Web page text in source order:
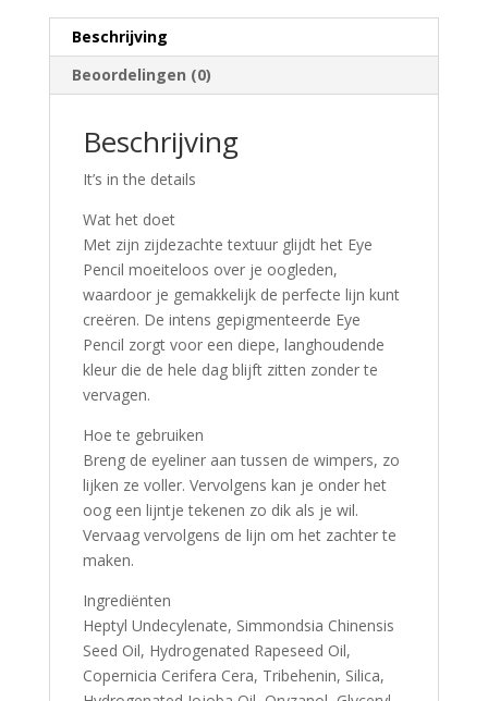
Beschrijving
Beoordelingen (0)
Beschrijving
It’s in the details
Wat het doet
Met zijn zijdezachte textuur glijdt het Eye
Pencil moeiteloos over je oogleden,
waardoor je gemakkelijk de perfecte lijn kunt
creëren. De intens gepigmenteerde Eye
Pencil zorgt voor een diepe, langhoudende
kleur die de hele dag blijft zitten zonder te
vervagen.
Hoe te gebruiken
Breng de eyeliner aan tussen de wimpers, zo
lijken ze voller. Vervolgens kan je onder het
oog een lijntje tekenen zo dik als je wil.
Vervaag vervolgens de lijn om het zachter te
maken.
Ingrediënten
Heptyl Undecylenate, Simmondsia Chinensis
Seed Oil, Hydrogenated Rapeseed Oil,
Copernicia Cerifera Cera, Tribehenin, Silica,